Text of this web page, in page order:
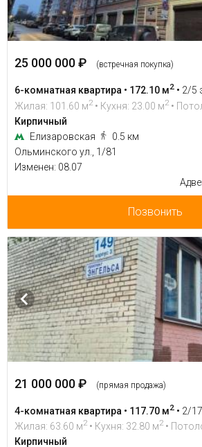
25 000 000 ₽ (встречная покупка)
6-комнатная квартира • 172.10 м2 • 2/5
Жилая: 101.60 м2 • Кухня: 23.00 м2 •
Кирпичный
Елизаровская
0.5 км
Ольминского ул., 1/81
Изменен: 08.07
Позвонить
21 000 000 ₽ (прямая продажа)
4-комнатная квартира • 117.70 м2 • 2/
Жилая: 63.60 м2 • Кухня: 32.80 м2 •
Кирпичный